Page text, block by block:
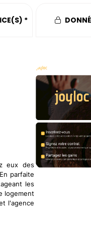
*
eux des
parfaite
les
logement
l'agence